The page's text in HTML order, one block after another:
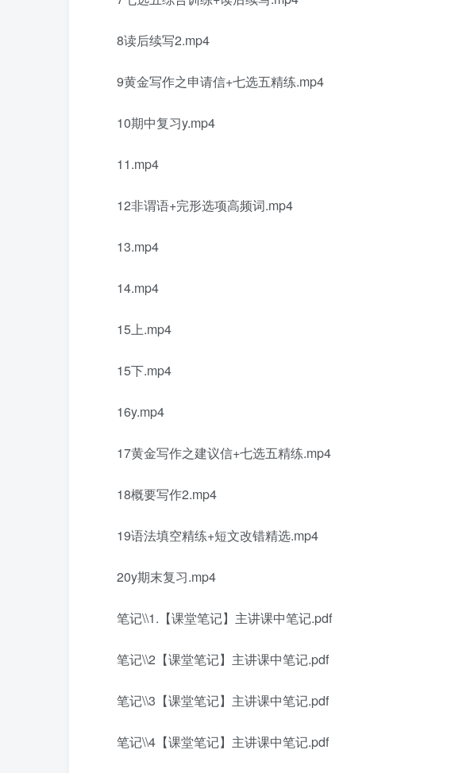
8读后续写2.mp4
9黄金写作之申请信+七选五精练.mp4
10期中复习y.mp4
11.mp4
12非谓语+完形选项高频词.mp4
13.mp4
14.mp4
15上.mp4
15下.mp4
16y.mp4
17黄金写作之建议信+七选五精练.mp4
18概要写作2.mp4
19语法填空精练+短文改错精选.mp4
20y期末复习.mp4
笔记\\1.【课堂笔记】主讲课中笔记.pdf
笔记\\2【课堂笔记】主讲课中笔记.pdf
笔记\\3【课堂笔记】主讲课中笔记.pdf
笔记\\4【课堂笔记】主讲课中笔记.pdf